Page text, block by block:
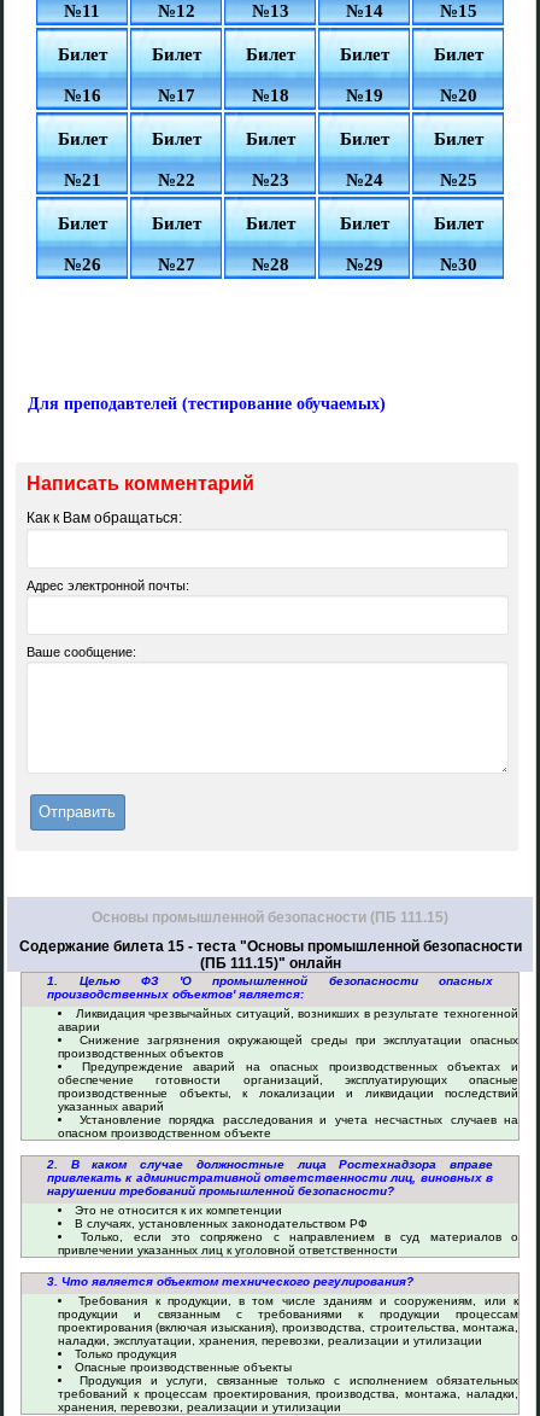
№11 №12 №13 №14 №15
Билет
№16
Билет
№17
Билет
№18
Билет
№19
Билет
№20
Билет
№21
Билет
№22
Билет
№23
Билет
№24
Билет
№25
Билет
№26
Билет
№27
Билет
№28
Билет
№29
Билет
№30
Для преподавтелей (тестирование обучаемых)
Написать комментарий
Как к Вам обращаться:
Адрес электронной почты:
Ваше сообщение:
Основы промышленной безопасности (ПБ 111.15)
Содержание билета 15 - теста "Основы промышленной безопасности
(ПБ 111.15)" онлайн
1. Целью ФЗ 'О промышленной безопасности опасных
производственных объектов' является:
Ликвидация чрезвычайных ситуаций, возникших в результате техногенной
аварии
Снижение загрязнения окружающей среды при эксплуатации опасных
производственных объектов
Предупреждение аварий на опасных производственных объектах и
обеспечение готовности организаций, эксплуатирующих опасные
производственные объекты, к локализации и ликвидации последствий
указанных аварий
Установление порядка расследования и учета несчастных случаев на
опасном производственном объекте
2. В каком случае должностные лица Ростехнадзора вправе
привлекать к административной ответственности лиц, виновных в
нарушении требований промышленной безопасности?
Это не относится к их компетенции
В случаях, установленных законодательством РФ
Только, если это сопряжено с направлением в суд материалов о
привлечении указанных лиц к уголовной ответственности
3. Что является объектом технического регулирования?
Требования к продукции, в том числе зданиям и сооружениям, или к
продукции и связанным с требованиями к продукции процессам
проектирования (включая изыскания), производства, строительства, монтажа,
наладки, эксплуатации, хранения, перевозки, реализации и утилизации
Только продукция
Опасные производственные объекты
Продукция и услуги, связанные только с исполнением обязательных
требований к процессам проектирования, производства, монтажа, наладки,
хранения, перевозки, реализации и утилизации